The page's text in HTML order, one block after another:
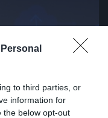
to third parties, or
information for
the below opt-out